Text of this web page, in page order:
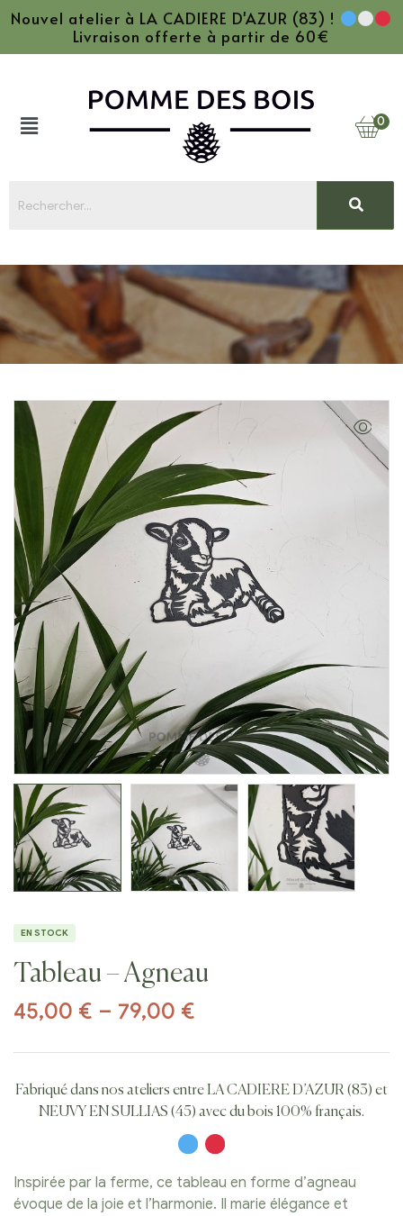
Nouvel atelier à LA CADIERE D'AZUR (83) !
Livraison offerte à partir de 60€
0
EN STOCK
Tableau – Agneau
45,00 € – 79,00 €
Fabriqué dans nos ateliers entre LA CADIERE D’AZUR (83) et
NEUVY EN SULLIAS (45) avec du bois 100% français.
Inspirée par la ferme, ce tableau en forme d’agneau
évoque de la joie et l’harmonie. Il marie élégance et